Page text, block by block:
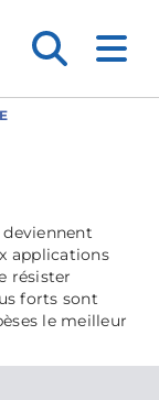
deviennent
applications
résister
forts sont
le meilleur